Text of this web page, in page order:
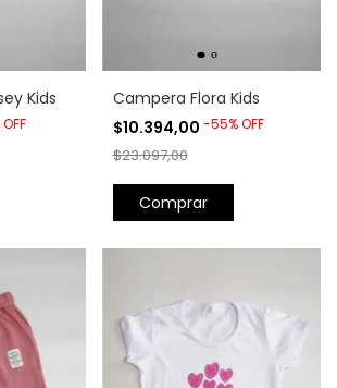
Kids
OFF
Campera Flora Kids
$10.394,00 -55%OFF
$23.097,00
Comprar